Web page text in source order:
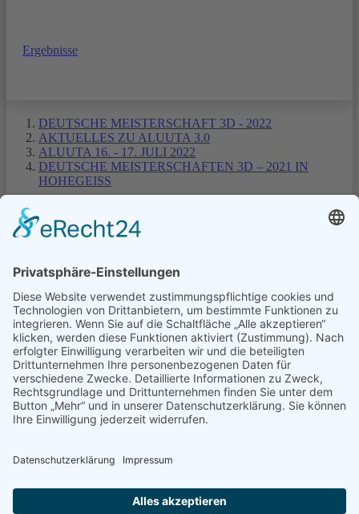
Ergebnisse
DEUTSCHE MEISTERSCHAFT 3D - 2022
AKTUELLES ZU ALUUTA 3.0
ALUUTA 16. - 17. JULI 2022
DEUTSCHE MEISTERSCHAFTEN 3D – 2021 IN
HOHEGEISS
Turniere in Templin
Turniere Nordmans CUP
© Schützengilde Templin 1810 e.V.